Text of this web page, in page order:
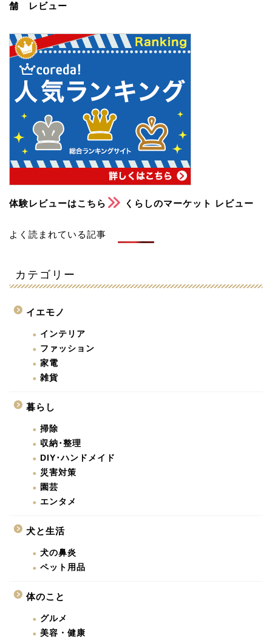
舗 レビュー
体験レビューはこちら くらしのマーケット レビュー
よく読まれている記事
カテゴリー
イエモノ
インテリア
ファッション
家電
雑貨
暮らし
掃除
収納･整理
DIY･ハンドメイド
災害対策
園芸
エンタメ
犬と生活
犬の鼻炎
ペット用品
体のこと
グルメ
美容・健康